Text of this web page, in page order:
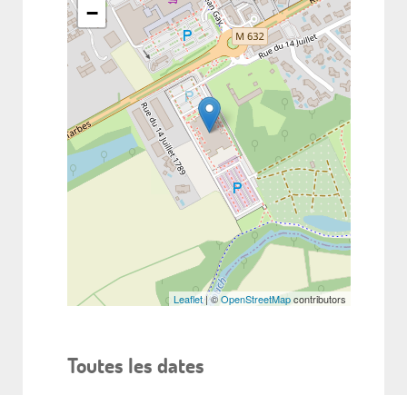
−
Leaflet| ©OpenStreetMapcontributors
Toutes les dates